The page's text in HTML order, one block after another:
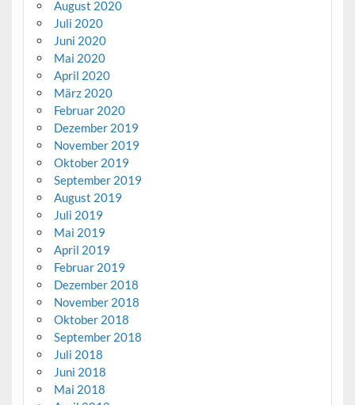
August 2020
Juli 2020
Juni 2020
Mai 2020
April 2020
März 2020
Februar 2020
Dezember 2019
November 2019
Oktober 2019
September 2019
August 2019
Juli 2019
Mai 2019
April 2019
Februar 2019
Dezember 2018
November 2018
Oktober 2018
September 2018
Juli 2018
Juni 2018
Mai 2018